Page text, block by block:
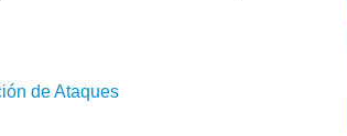
de Ataques